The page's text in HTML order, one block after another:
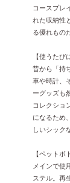
コースプレ
れた収納性
る優れもの
【使うたび
昔から「持
車や時計、
ーグッズも
コレクショ
になるため
しいシック
【ペットボ
メインで使
ステル。再